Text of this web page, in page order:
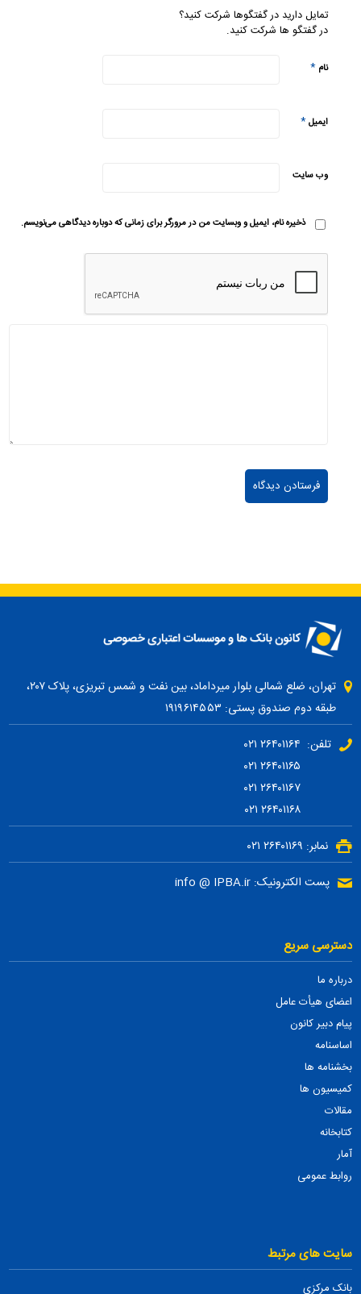
تمایل دارید در گفتگوها شرکت کنید؟
در گفتگو ها شرکت کنید.
نام*
ایمیل*
وب‌ سایت
ذخیره نام، ایمیل و وبسایت من در مرورگر برای زمانی که دوباره دیدگاهی می‌نویسم.
تهران، ضلع شمالی بلوار میرداماد، بین نفت و شمس تبریزی، پلاک ۲۰۷،
طبقه دوم صندوق پستی: ۱۹۱۹۶۱۴۵۵۳
تلفن: ۲۶۴۰۱۱۶۴ ۰۲۱
۲۶۴۰۱۱۶۷ ۰۲۱
۲۶۴۰۱۱۶۸ ۰۲۱
نمابر: ۲۶۴۰۱۱۶۹ ۰۲۱
پست الکترونیک: info @ IPBA.ir
دسترسی سریع
درباره ما
اعضای هیأت عامل
پیام دبیر کانون
اساسنامه
بخشنامه ها
کمیسیون ها
مقالات
کتابخانه
آمار
روابط عمومی
سایت های مرتبط
بانک مرکزی